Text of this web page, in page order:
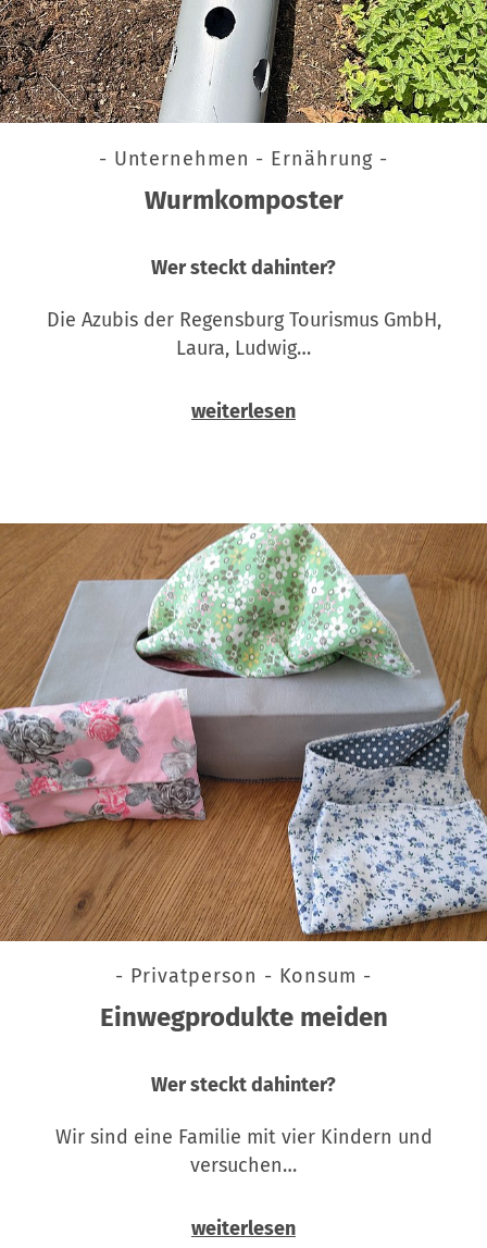
- Unternehmen - Ernährung -
Wurmkomposter
Wer steckt dahinter?
Die Azubis der Regensburg Tourismus GmbH,
Laura, Ludwig…
weiterlesen
- Privatperson - Konsum -
Einwegprodukte meiden
Wer steckt dahinter?
Wir sind eine Familie mit vier Kindern und
versuchen…
weiterlesen